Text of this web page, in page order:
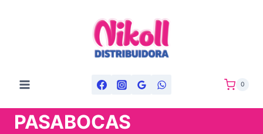
0
PASABOCAS